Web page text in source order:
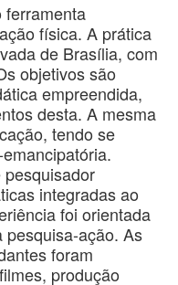
ferramenta
física. A prática
de Brasília, com
objetivos são
empreendida,
desta. A mesma
tendo se
integradas ao
foi orientada
pesquisa-ação. As
foram
produção